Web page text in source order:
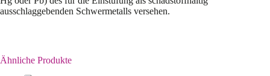
ausschlaggebenden Schwermetalls versehen.
Ähnliche Produkte